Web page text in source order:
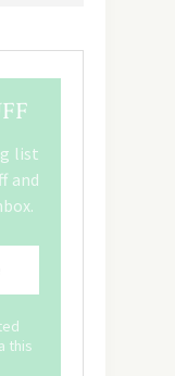
list
and
this